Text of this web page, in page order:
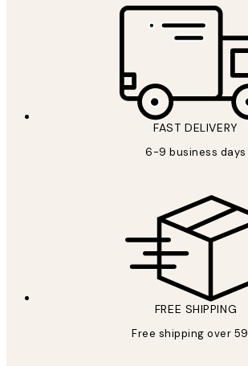
FAST DELIVERY
6-9 business days
FREE SHIPPING
Free shipping over